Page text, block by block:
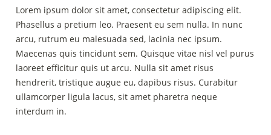
Lorem ipsum dolor sit amet, consectetur adipiscing elit.
Phasellus a pretium leo. Praesent eu sem nulla. In nunc
arcu, rutrum eu malesuada sed, lacinia nec ipsum.
Maecenas quis tincidunt sem. Quisque vitae nisl vel purus
laoreet efficitur quis ut arcu. Nulla sit amet risus
hendrerit, tristique augue eu, dapibus risus. Curabitur
ullamcorper ligula lacus, sit amet pharetra neque
interdum in.